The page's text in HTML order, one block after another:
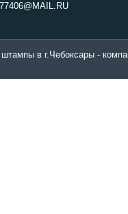
штампы в г.Чебоксары -